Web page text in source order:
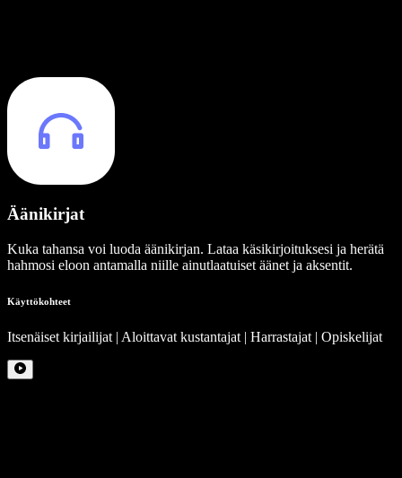
Äänikirjat
Kuka tahansa voi luoda äänikirjan. Lataa käsikirjoituksesi ja herätä
hahmosi eloon antamalla niille ainutlaatuiset äänet ja aksentit.
Käyttökohteet
Itsenäiset kirjailijat | Aloittavat kustantajat | Harrastajat | Opiskelijat